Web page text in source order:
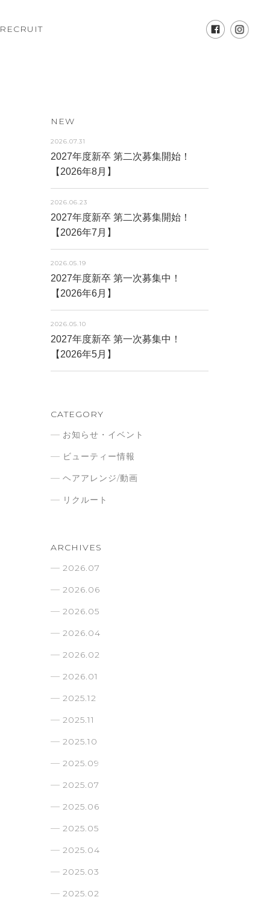
RECRUIT
NEW
2026.07.31
2027年度新卒 第二次募集開始！
【2026年8月】
2026.06.23
2027年度新卒 第二次募集開始！
【2026年7月】
2026.05.19
2027年度新卒 第一次募集中！
【2026年6月】
2026.05.10
2027年度新卒 第一次募集中！
【2026年5月】
CATEGORY
お知らせ・イベント
ビューティー情報
ヘアアレンジ/動画
リクルート
ARCHIVES
2026.07
2026.06
2026.05
2026.04
2026.02
2026.01
2025.12
2025.11
2025.10
2025.09
2025.07
2025.06
2025.05
2025.04
2025.03
2025.02